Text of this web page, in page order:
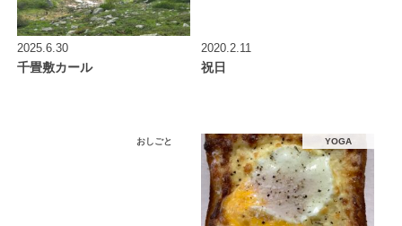
2025.6.30
千畳敷カール
2020.2.11
祝日
おしごと YOGA